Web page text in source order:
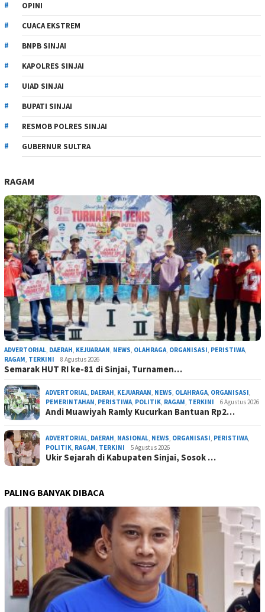
OPINI
CUACA EKSTREM
BNPB SINJAI
KAPOLRES SINJAI
UIAD SINJAI
BUPATI SINJAI
RESMOB POLRES SINJAI
GUBERNUR SULTRA
RAGAM
ADVERTORIAL, DAERAH, KEJUARAAN, NEWS, OLAHRAGA, ORGANISASI, PERISTIWA,
RAGAM, TERKINI 8 Agustus 2026
Semarak HUT RI ke-81 di Sinjai, Turnamen…
ADVERTORIAL, DAERAH, KEJUARAAN, NEWS, OLAHRAGA, ORGANISASI,
PEMERINTAHAN, PERISTIWA, POLITIK, RAGAM, TERKINI 6 Agustus 2026
Andi Muawiyah Ramly Kucurkan Bantuan Rp2…
ADVERTORIAL, DAERAH, NASIONAL, NEWS, ORGANISASI, PERISTIWA,
POLITIK, RAGAM, TERKINI 5 Agustus 2026
Ukir Sejarah di Kabupaten Sinjai, Sosok …
PALING BANYAK DIBACA